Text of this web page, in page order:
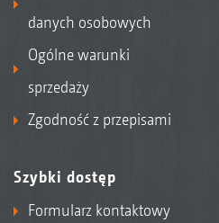
danych osobowych
Ogólne warunki
sprzedaży
Zgodność z przepisami
Szybki dostęp
Formularz kontaktowy